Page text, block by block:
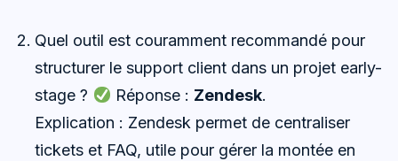
Quel outil est couramment recommandé pour
structurer le support client dans un projet early-
stage ?
Réponse : Zendesk.
Explication : Zendesk permet de centraliser
tickets et FAQ, utile pour gérer la montée en